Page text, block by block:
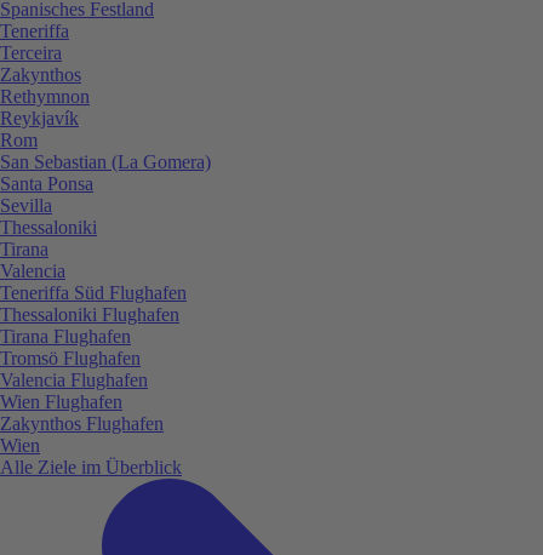
Spanisches Festland
Teneriffa
Terceira
Zakynthos
Rethymnon
Reykjavík
Rom
San Sebastian (La Gomera)
Santa Ponsa
Sevilla
Thessaloniki
Tirana
Valencia
Teneriffa Süd Flughafen
Thessaloniki Flughafen
Tirana Flughafen
Tromsö Flughafen
Valencia Flughafen
Wien Flughafen
Zakynthos Flughafen
Wien
Alle Ziele im Überblick